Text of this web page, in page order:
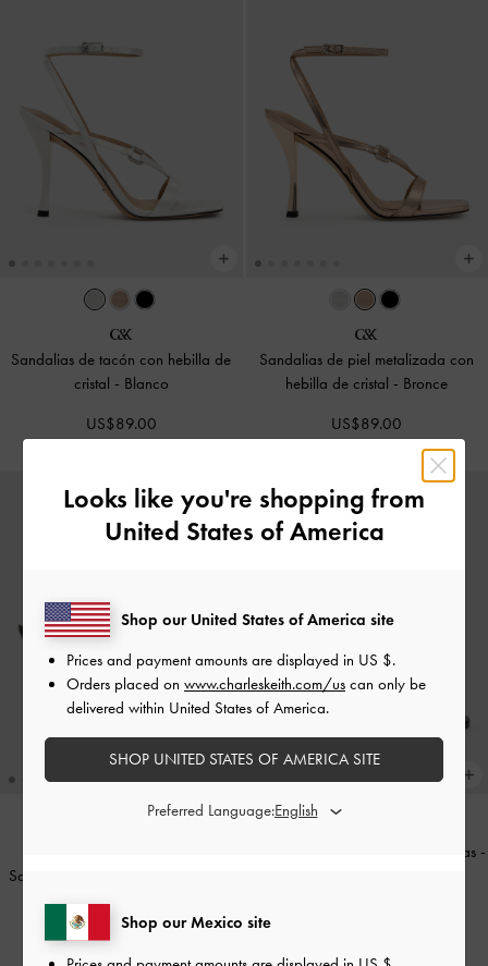
Sandalias de tacón con hebilla de
cristal - Blanco
US$89.00
Sandalias de piel metalizada con
hebilla de cristal - Bronce
US$89.00
Sandalias de charol con hebilla de
cristal-Charol Negro
US$89.00
Sandalias de cuña Noona con tiras -
Looks like you're shopping from
United States of America
Shop our Mexico site
Shop our United States of America site
Prices and payment amounts are displayed in US $.
Orders placed on www.charleskeith.com/us can only be
delivered within United States of America.
SHOP UNITED STATES OF AMERICA SITE
Preferred Language: